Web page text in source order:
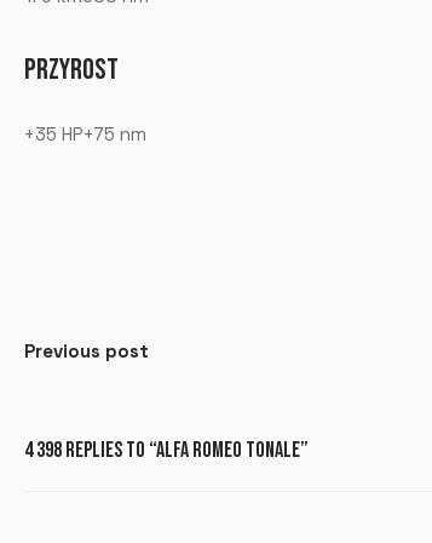
PRZYROST
+35 HP+75 nm
Previous post
4 398 REPLIES TO “ALFA ROMEO TONALE”